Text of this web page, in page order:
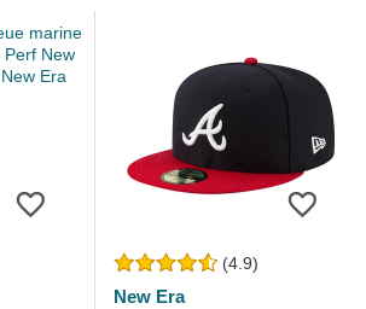
(4.9)
New Era